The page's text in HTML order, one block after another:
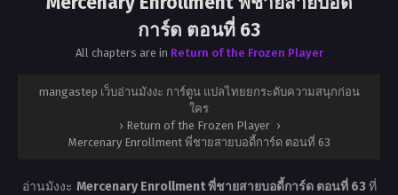
การ์ด ตอนที่ 63
All chapters are in Return of the Frozen Player
mangastep เว็บอ่านมังงะ การ์ตูน แปลไทยยกระดับความสนุกก่อน
ใคร
› Return of the Frozen Player ›
Mercenary Enrollment พี่ชายสายบอดี้การ์ด ตอนที่ 63
อ่านมังงะ Mercenary Enrollment พี่ชายสายบอดี้การ์ด ตอนที่ 63ที่